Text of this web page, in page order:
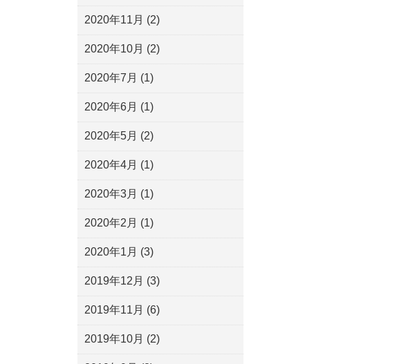
2020年11月 (2)
2020年10月 (2)
2020年7月 (1)
2020年6月 (1)
2020年5月 (2)
2020年4月 (1)
2020年3月 (1)
2020年2月 (1)
2020年1月 (3)
2019年12月 (3)
2019年11月 (6)
2019年10月 (2)